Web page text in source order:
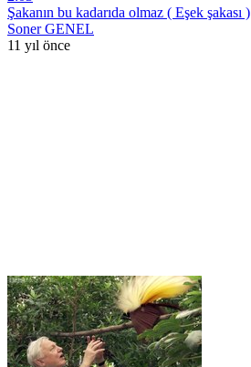
Şakanın bu kadarıda olmaz ( Eşek şakası )
Soner GENEL
11 yıl önce